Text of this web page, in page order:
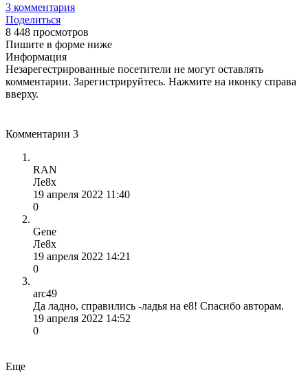
3 комментария
Поделиться
8 448 просмотров
Пишите в форме ниже
Информация
Незарегестрированные посетители не могут оставлять
комментарии. Зарегистрируйтесь. Нажмите на иконку справа
вверху.
Комментарии 3
RAN
Ле8х
19 апреля 2022 11:40
0
Gene
Ле8х
19 апреля 2022 14:21
0
arc49
Да ладно, справились -ладья на e8! Спасибо авторам.
19 апреля 2022 14:52
0
Еще